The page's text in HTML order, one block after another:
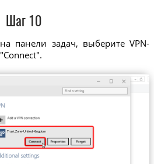
Шаг 10
панели задач, выберите VPN-
Trust.Zone-United-Kingdom